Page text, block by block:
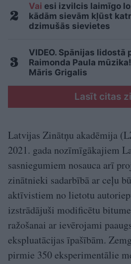
Vai esi izvilcis laimīgo
kādām sievām kļūst
dzimušās sievietes
VIDEO. Spānijas lidostā
Raimonda Paula
Māris Grigalis
Lasīt citas
Latvijas Zinātņu akadēmija
2021. gada nozīmīgākajiem
sasniegumiem nosauca arī
zinātnieki sadarbībā ar ceļu
aktīvistiem no lietotu
izstrādājuši modificētu
ražošanai ar ievērojami
ekspluatācijas īpašībām.
pirmie 350 eksperimentālie